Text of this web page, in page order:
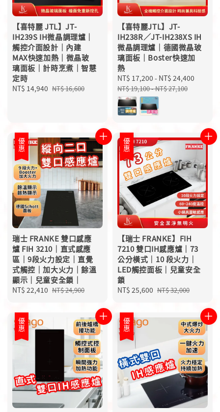
【喜特麗 JTL】JT-
IH239S IH微晶調理爐｜
觸控介面設計｜內建
MAX快速加熱｜微晶玻
璃面板｜計時烹煮｜智慧
定時
Sale
NT$ 14,940 Regular
NT$ 16,600
【喜特麗JTL】JT-
IH238R／JT-IH238XS IH
微晶調理爐｜德國微晶玻
璃面板｜Boster快速加
熱
Sale
price
NT$ 17,200 - NT$ 24,400
NT$ 19,100-NT$ 27,100
優惠
瑞士 FRANKE 雙口感應
爐 FIH 3210｜直式感應
區｜9段火力設定｜直覺
式觸控｜加大火力｜餘溫
顯示｜兒童安全鎖｜
Sale
NT$ 22,410 Regular
NT$ 24,900
優惠
【瑞士 FRANKE】FIH
7210 雙口IH感應爐｜73
公分橫式｜10 段火力｜
LED觸控面板｜兒童安全
鎖
Sale
NT$ 25,600 Regular
NT$ 32,000
優惠 優惠